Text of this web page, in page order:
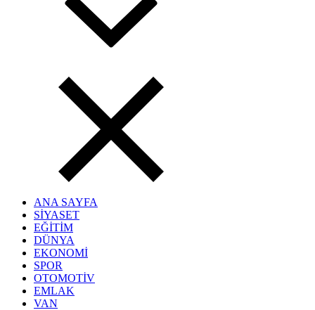
ANA SAYFA
SİYASET
EĞİTİM
DÜNYA
EKONOMİ
SPOR
OTOMOTİV
EMLAK
VAN